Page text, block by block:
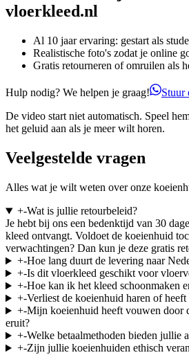
vloerkleed.nl
Al 10 jaar ervaring: gestart als
Realistische foto's zodat je online
Gratis retourneren of omruilen als
Hulp nodig? We helpen je graag!
Stuur
De video start niet automatisch. Speel
het geluid aan als je meer wilt horen.
Veelgestelde vragen
Alles wat je wilt weten over onze
+-Wat is jullie retourbeleid?
Je hebt bij ons een bedenktijd van 30
kleed ontvangt. Voldoet de koeienhuid
verwachtingen? Dan kun je deze gratis
+-Hoe lang duurt de levering naar
+-Is dit vloerkleed geschikt voor
+-Hoe kan ik het kleed schoonmaken
+-Verliest de koeienhuid haren of heeft
+-Mijn koeienhuid heeft vouwen door
eruit?
+-Welke betaalmethoden bieden jullie
+-Zijn jullie koeienhuiden ethisch